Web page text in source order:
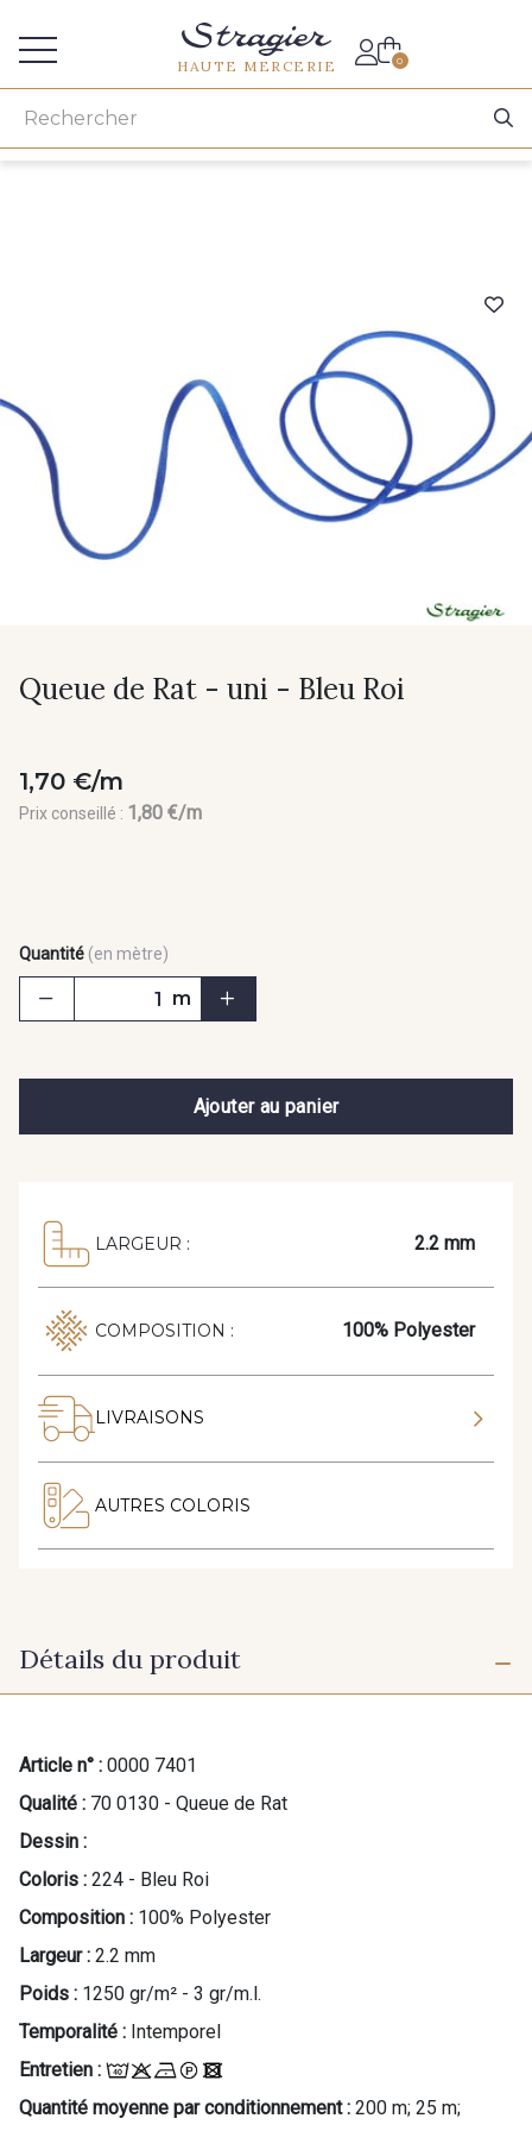
HAUTE MERCERIE 0
Queue de Rat - uni - Bleu Roi
1,70 €/m
Prix conseillé : 1,80 €/m
Quantité (en mètre)
m
Ajouter au panier
LARGEUR : 2.2 mm
COMPOSITION : 100% Polyester
LIVRAISONS
AUTRES COLORIS
Détails du produit
Article n° : 0000 7401
Qualité : 70 0130 - Queue de Rat
Dessin :
Coloris : 224 - Bleu Roi
Composition : 100% Polyester
Largeur : 2.2 mm
Poids : 1250 gr/m² - 3 gr/m.l.
Temporalité : Intemporel
Entretien :
Quantité moyenne par conditionnement : 200 m; 25 m;